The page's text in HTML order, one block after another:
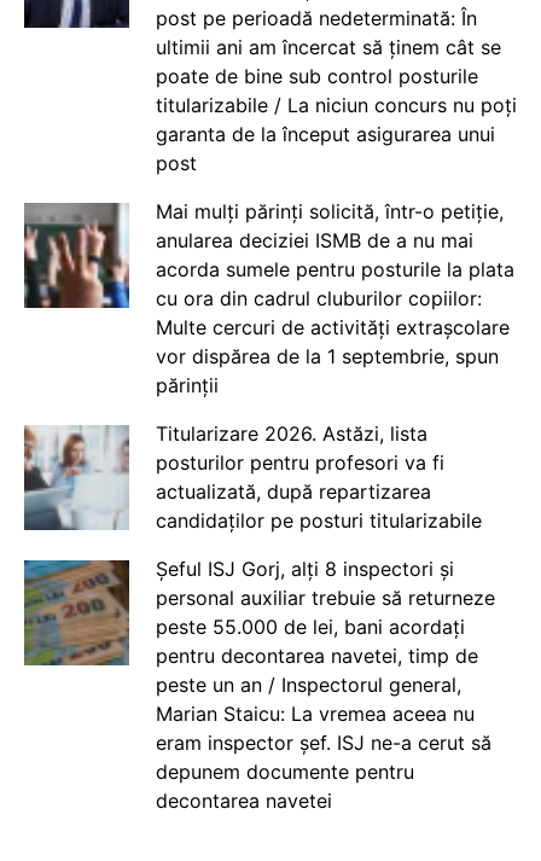
post pe perioadă nedeterminată: În
ultimii ani am încercat să ținem cât se
poate de bine sub control posturile
titularizabile / La niciun concurs nu poți
garanta de la început asigurarea unui
post
Mai mulți părinți solicită, într-o petiție,
anularea deciziei ISMB de a nu mai
acorda sumele pentru posturile la plata
cu ora din cadrul cluburilor copiilor:
Multe cercuri de activități extrașcolare
vor dispărea de la 1 septembrie, spun
părinții
Titularizare 2026. Astăzi, lista
posturilor pentru profesori va fi
actualizată, după repartizarea
candidaților pe posturi titularizabile
Șeful ISJ Gorj, alți 8 inspectori și
personal auxiliar trebuie să returneze
peste 55.000 de lei, bani acordați
pentru decontarea navetei, timp de
peste un an / Inspectorul general,
Marian Staicu: La vremea aceea nu
eram inspector șef. ISJ ne-a cerut să
depunem documente pentru
decontarea navetei